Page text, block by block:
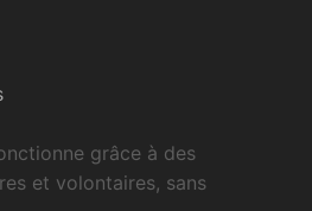
grâce à des
et volontaires, sans